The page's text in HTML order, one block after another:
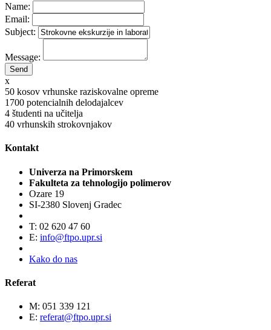
Name:
Email:
Subject:
Message:
x
50 kosov vrhunske raziskovalne opreme
1700 potencialnih delodajalcev
4 študenti na učitelja
40 vrhunskih strokovnjakov
Kontakt
Univerza na Primorskem
Fakulteta za tehnologijo polimerov
Ozare 19
SI-2380 Slovenj Gradec
T: 02 620 47 60
E: info@ftpo.upr.si
Kako do nas
Referat
M: 051 339 121
E: referat@ftpo.upr.si